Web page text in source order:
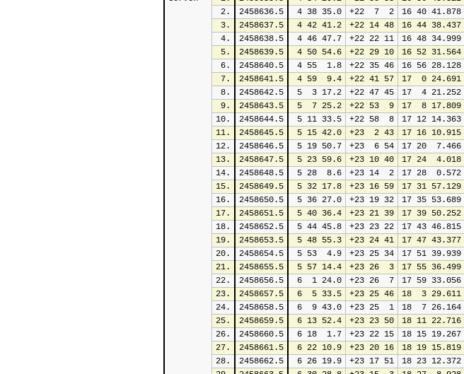
2.
2458636.5 4 38 35.0 +22  7  2 16 40 41.878
3.
2458637.5 4 42 41.2 +22 14 48 16 44 38.437
4.
2458638.5 4 46 47.7 +22 22 11 16 48 34.999
5.
2458639.5 4 50 54.6 +22 29 10 16 52 31.564
6.
2458640.5 4 55  1.8 +22 35 46 16 56 28.128
7.
2458641.5 4 59  9.4 +22 41 57 17  0 24.691
8.
2458642.5 5  3 17.2 +22 47 45 17  4 21.252
9.
2458643.5 5  7 25.2 +22 53  9 17  8 17.809
10.
2458644.5 5 11 33.5 +22 58  8 17 12 14.363
11.
2458645.5 5 15 42.0 +23  2 43 17 16 10.915
12.
2458646.5 5 19 50.7 +23  6 54 17 20  7.466
13.
2458647.5 5 23 59.6 +23 10 40 17 24  4.018
14.
2458648.5 5 28  8.6 +23 14  2 17 28  0.572
15.
2458649.5 5 32 17.8 +23 16 59 17 31 57.129
16.
2458650.5 5 36 27.0 +23 19 32 17 35 53.689
17.
2458651.5 5 40 36.4 +23 21 39 17 39 50.252
18.
2458652.5 5 44 45.8 +23 23 22 17 43 46.815
19.
2458653.5 5 48 55.3 +23 24 41 17 47 43.377
20.
2458654.5 5 53  4.9 +23 25 34 17 51 39.939
21.
2458655.5 5 57 14.4 +23 26  3 17 55 36.499
22.
2458656.5 6  1 24.0 +23 26  7 17 59 33.056
23.
2458657.5 6  5 33.5 +23 25 46 18  3 29.611
24.
2458658.5 6  9 43.0 +23 25  1 18  7 26.164
25.
2458659.5 6 13 52.4 +23 23 50 18 11 22.716
26.
2458660.5 6 18  1.7 +23 22 15 18 15 19.267
27.
2458661.5 6 22 10.9 +23 20 16 18 19 15.819
28.
2458662.5 6 26 19.9 +23 17 51 18 23 12.372